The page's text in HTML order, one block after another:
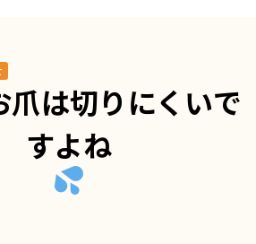
爪は切りにくいで
すよね